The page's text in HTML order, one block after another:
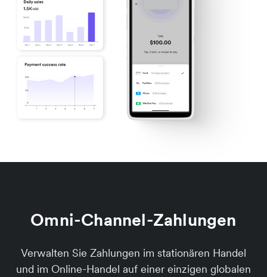
Omni-Channel-Zahlungen
Verwalten Sie Zahlungen im stationären Handel
und im Online-Handel auf einer einzigen globalen